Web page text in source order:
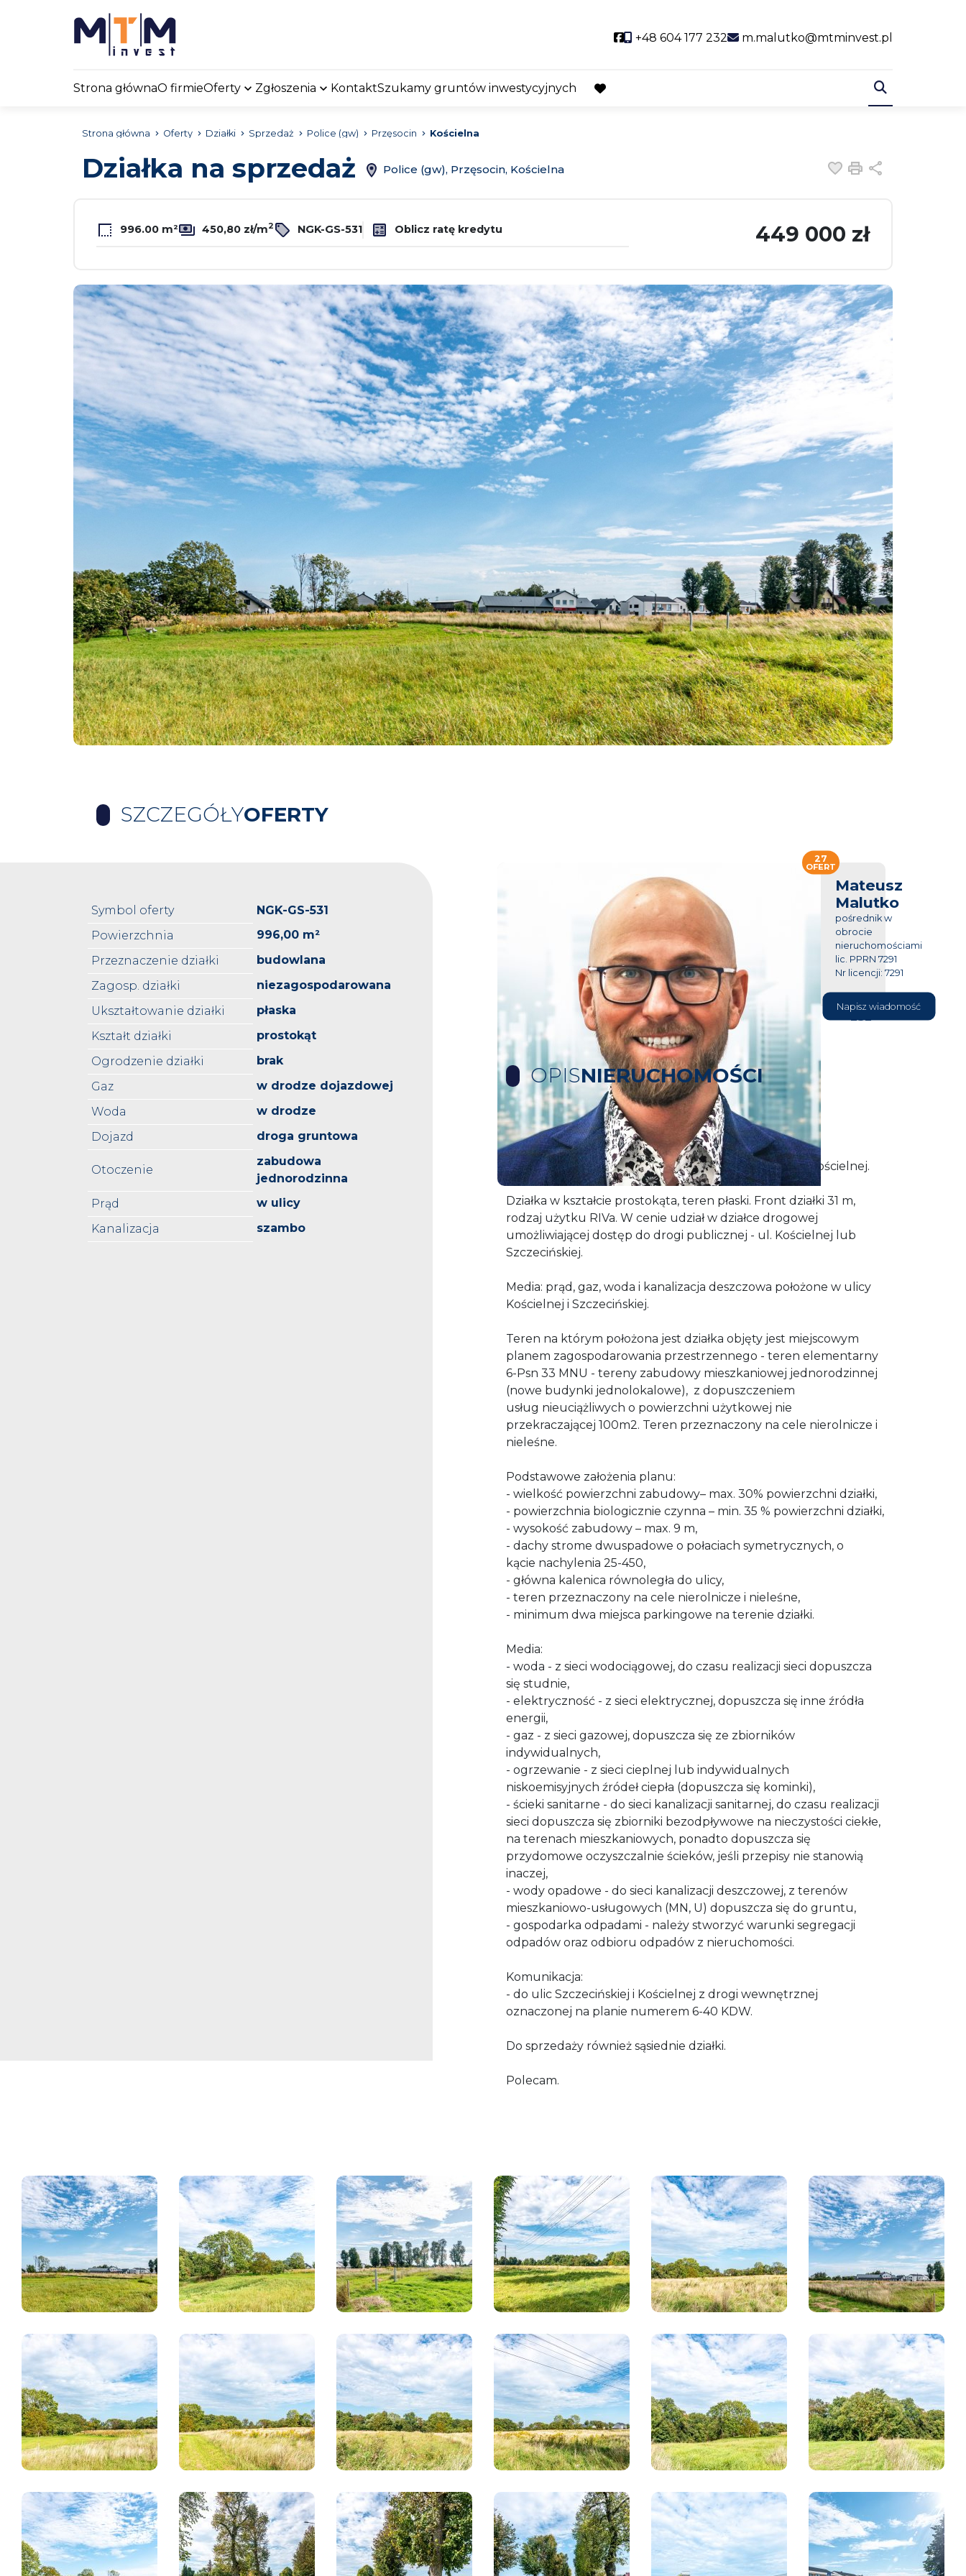
Social link
+48 604 177 232 m.malutko@mtminvest.pl
Strona głównaO firmieOferty Zgłoszenia KontaktSzukamy gruntów inwestycyjnych
favorite
Strona główna Oferty Działki Sprzedaż Police (gw) Przęsocin Kościelna
Działka na sprzedaż Police (gw), Przęsocin, Kościelna Dodaj do
Drukuj
996.00 m² 450,80 zł/m2 NGK-GS-531 Oblicz ratę kredytu 449 000 zł
SZCZEGÓŁYOFERTY
Symbol oferty
NGK-GS-531
Powierzchnia
996,00 m²
Przeznaczenie działki
budowlana
Zagosp. działki
niezagospodarowana
Ukształtowanie działki
płaska
Kształt działki
prostokąt
Ogrodzenie działki
brak
Gaz
w drodze dojazdowej
Woda
w drodze
Dojazd
droga gruntowa
Otoczenie
zabudowa
jednorodzinna
Prąd
w ulicy
Kanalizacja
szambo
Mateusz
Malutko
pośrednik w
obrocie
nieruchomościami
lic. PPRN 7291
Nr licencji: 7291
604 177
232
Napisz wiadomość
27
OFERT
OPISNIERUCHOMOŚCI
OBNIŻKA CENY DO KOŃCA MAJA 2026 R.
Do sprzedaży działka położona w Przęsocinie przy ul Kościelnej.
Działka w kształcie prostokąta, teren płaski. Front działki 31 m,
rodzaj użytku RIVa. W cenie udział w działce drogowej
umożliwiającej dostęp do drogi publicznej - ul. Kościelnej lub
Szczecińskiej.
Media: prąd, gaz, woda i kanalizacja deszczowa położone w ulicy
Kościelnej i Szczecińskiej.
Teren na którym położona jest działka objęty jest miejscowym
planem zagospodarowania przestrzennego - teren elementarny
6-Psn 33 MNU - tereny zabudowy mieszkaniowej jednorodzinnej
(nowe budynki jednolokalowe), z dopuszczeniem
usług nieuciążliwych o powierzchni użytkowej nie
przekraczającej 100m2. Teren przeznaczony na cele nierolnicze i
nieleśne.
Podstawowe założenia planu:
- wielkość powierzchni zabudowy– max. 30% powierzchni działki,
- powierzchnia biologicznie czynna – min. 35 % powierzchni działki,
- wysokość zabudowy – max. 9 m,
- dachy strome dwuspadowe o połaciach symetrycznych, o
kącie nachylenia 25-450,
- główna kalenica równoległa do ulicy,
- teren przeznaczony na cele nierolnicze i nieleśne,
- minimum dwa miejsca parkingowe na terenie działki.
Media:
- woda - z sieci wodociągowej, do czasu realizacji sieci dopuszcza
się studnie,
- elektryczność - z sieci elektrycznej, dopuszcza się inne źródła
energii,
- gaz - z sieci gazowej, dopuszcza się ze zbiorników
indywidualnych,
- ogrzewanie - z sieci cieplnej lub indywidualnych
niskoemisyjnych źródeł ciepła (dopuszcza się kominki),
- ścieki sanitarne - do sieci kanalizacji sanitarnej, do czasu realizacji
sieci dopuszcza się zbiorniki bezodpływowe na nieczystości ciekłe,
na terenach mieszkaniowych, ponadto dopuszcza się
przydomowe oczyszczalnie ścieków, jeśli przepisy nie stanowią
inaczej,
- wody opadowe - do sieci kanalizacji deszczowej, z terenów
mieszkaniowo-usługowych (MN, U) dopuszcza się do gruntu,
- gospodarka odpadami - należy stworzyć warunki segregacji
odpadów oraz odbioru odpadów z nieruchomości.
Komunikacja:
- do ulic Szczecińskiej i Kościelnej z drogi wewnętrznej
oznaczonej na planie numerem 6-40 KDW.
Do sprzedaży również sąsiednie działki.
Polecam.